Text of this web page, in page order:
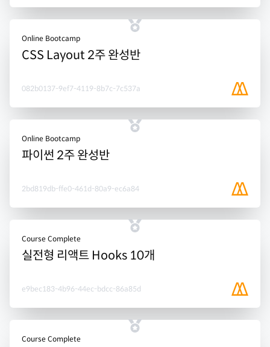
Online Bootcamp
CSS Layout 2주 완성반
082b0137-9ef7-4119-8b7c-7c537a
Online Bootcamp
파이썬 2주 완성반
2bd819db-ffe0-461d-80a9-ec6a84
Course Complete
실전형 리액트 Hooks 10개
e9bec183-4b96-44ec-bdcc-86a85d
Course Complete